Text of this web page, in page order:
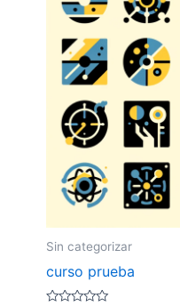
Sin categorizar
curso prueba